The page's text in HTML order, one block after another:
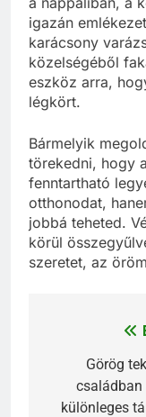
igazán
karácsony
közelségéből
eszköz arra,
légkört.
Bármelyik
törekedni, hogy
fenntartható
otthonodat,
jobbá teheted.
körül
szeretet, az
Bejegyzés
navigáció
Görög
családban
különleges